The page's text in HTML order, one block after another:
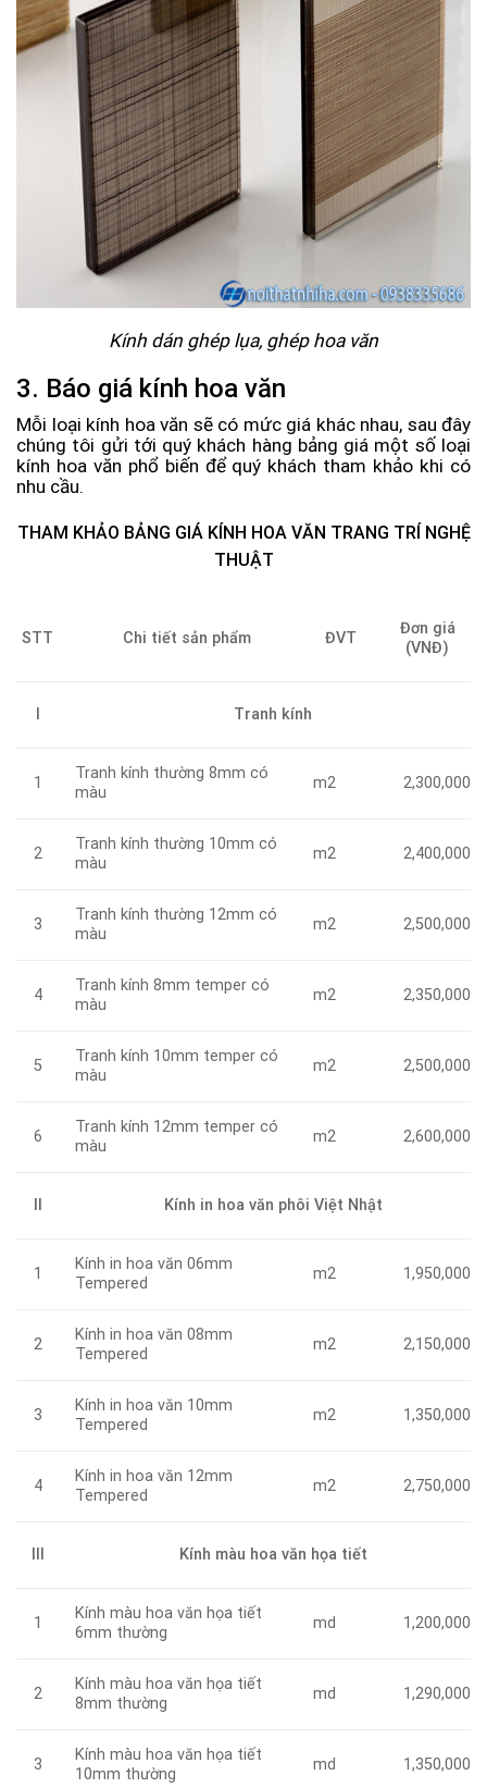
Kính dán ghép lụa, ghép hoa văn
3. Báo giá kính hoa văn
Mỗi loại kính hoa văn sẽ có mức giá khác nhau, sau đây
chúng tôi gửi tới quý khách hàng bảng giá một số loại
kính hoa văn phổ biến để quý khách tham khảo khi có
nhu cầu.
THAM KHẢO BẢNG GIÁ KÍNH HOA VĂN TRANG TRÍ NGHỆ
THUẬT
STT Chi tiết sản phẩm ĐVT
Đơn giá
(VNĐ)
Tranh kính
1
Tranh kính thường 8mm có
màu
m2 2,300,000
2
Tranh kính thường 10mm có
màu
m2 2,400,000
3
Tranh kính thường 12mm có
màu
m2 2,500,000
4
Tranh kính 8mm temper có
màu
m2 2,350,000
5
Tranh kính 10mm temper có
màu
m2 2,500,000
6
Tranh kính 12mm temper có
màu
m2 2,600,000
Kính in hoa văn phôi Việt Nhật
1
Kính in hoa văn 06mm
Tempered
m2 1,950,000
2
Kính in hoa văn 08mm
Tempered
m2 2,150,000
3
Kính in hoa văn 10mm
Tempered
m2 1,350,000
4
Kính in hoa văn 12mm
Tempered
m2 2,750,000
Kính màu hoa văn họa tiết
1
Kính màu hoa văn họa tiết
6mm thường
md 1,200,000
2
Kính màu hoa văn họa tiết
8mm thường
md 1,290,000
3
Kính màu hoa văn họa tiết
10mm thường
md 1,350,000